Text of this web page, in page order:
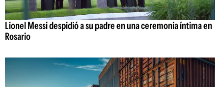
Lionel Messi despidió a su padre en una ceremonia íntima en
Rosario